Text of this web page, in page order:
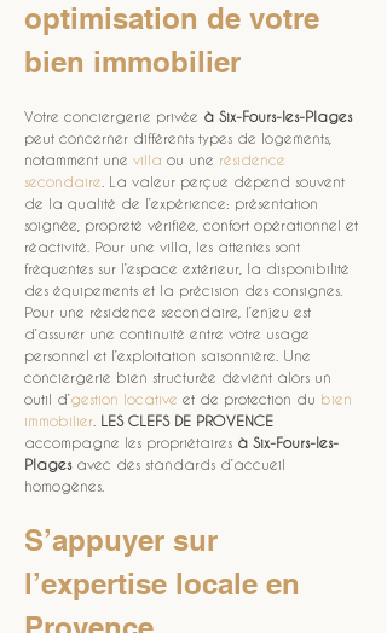
optimisation de votre
bien immobilier
Votre conciergerie privée à Six-Fours-les-Plages
peut concerner différents types de logements,
notamment une villa ou une résidence
secondaire . La valeur perçue dépend souvent
de la qualité de l’expérience: présentation
soignée, propreté vérifiée, confort opérationnel et
réactivité. Pour une villa, les attentes sont
fréquentes sur l’espace extérieur, la disponibilité
des équipements et la précision des consignes.
Pour une résidence secondaire, l’enjeu est
d’assurer une continuité entre votre usage
personnel et l’exploitation saisonnière. Une
conciergerie bien structurée devient alors un
outil d’gestion locative et de protection du bien
immobilier LES CLEFS DE PROVENCE
accompagne les propriétaires à Six-Fours-les-
Plages avec des standards d’accueil
homogènes.
S’appuyer sur
l’expertise locale en